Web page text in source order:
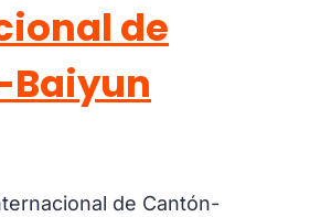
de
de Cantón-